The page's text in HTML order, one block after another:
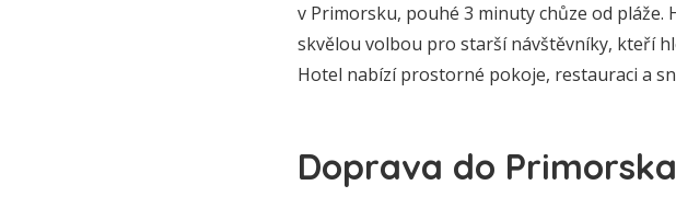
v Primorsku, pouhé 3 minuty chůze od pláže.
skvělou volbou pro starší návštěvníky, kteří
Hotel nabízí prostorné pokoje, restauraci a
Doprava do Primorska